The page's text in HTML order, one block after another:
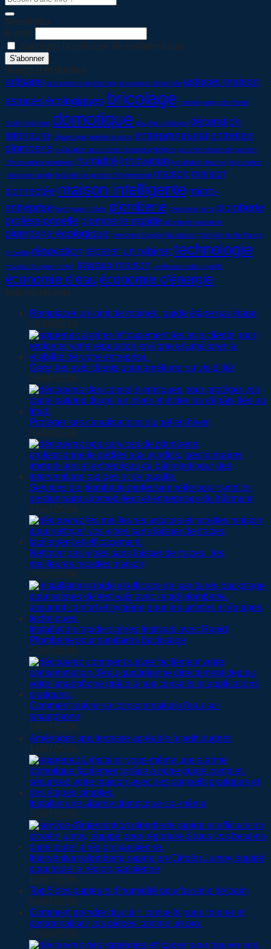
Newsletter
E-mail
J'accepte la politique de confidentialité
Nuage d’étiquettes
artisans assurance construction assurance décennale astuces maison
astuces écologiques bricolage citroën jumpy plomberie
design intérieur domotique douche vestiaires décoration
intérieure dépannage plomberie paris entrepreneuriat entretien
plomberie explication assurance décennale fieldpro garantie décennale gestion
d'intervention plombiers humidité innovation installation douche intervention
plomberie rapide logiciels de gestion d'intervention maison maison
connectée maison intelligente micro-
entreprise nettoyage robinet plomberie plomberie paris plomberie
professionnelle plomberie rapide plomberie vestiaires
plomberie écologique plomberie équipée fiat ducato plombier ile-de-france
praxedo rénovation réparer un robinet technologie
travaux de construction travaux maison vestiaires clubs sportifs
économie d'eau économie d'énergie
Articles récents
Remplacer un joint de robinet : guide étape par étape
06/08/2026
Gérer les avis clients pour améliorer sa visibilité
05/08/2026
Protéger ses canalisations du gel en hiver
02/08/2026
Services de plomberie professionnelle pour syndics,
gestionnaires immobiliers et entreprises du bâtiment
27/07/2026
Nettoyer ses vitres sans laisser de traces : les
meilleures recettes maison
25/07/2026
Installation rapide scènes festivals avec Rapid
Plomberie pour sanitaires backstage
22/07/2026
Comment suivre sa consommation d’eau sur
smartphone
19/07/2026
Aménager une terrasse agréable à petit budget
16/07/2026
Installer une alarme domotique soi-même
13/07/2026
Intervention plomberie rapide en Citroën Jumpy équipé
pour toute la région parisienne
12/07/2026
Top 5 des capteurs d’humidité pour la salle de bain
08/07/2026
Comment peindre du cuir : conseils pour colorer et
personnaliser vos pièces comme un pro.
20/06/2026